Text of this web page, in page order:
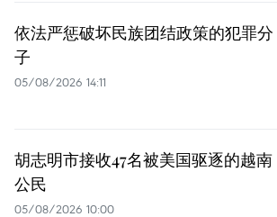
依法严惩破坏民族团结政策的犯罪分
子
05/08/2026 14:11
胡志明市接收47名被美国驱逐的越南
公民
05/08/2026 10:00